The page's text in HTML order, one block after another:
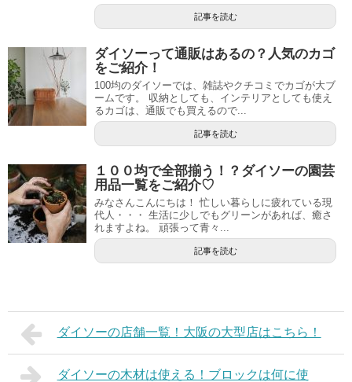
記事を読む
ダイソーって通販はあるの？人気のカゴ
をご紹介！
100均のダイソーでは、雑誌やクチコミでカゴが大ブ
ームです。 収納としても、インテリアとしても使え
るカゴは、通販でも買えるので...
記事を読む
１００均で全部揃う！？ダイソーの園芸
用品一覧をご紹介♡
みなさんこんにちは！ 忙しい暮らしに疲れている現
代人・・・ 生活に少しでもグリーンがあれば、癒さ
れますよね。 頑張って青々...
記事を読む
ダイソーの店舗一覧！大阪の大型店はこちら！
ダイソーの木材は使える！ブロックは何に使